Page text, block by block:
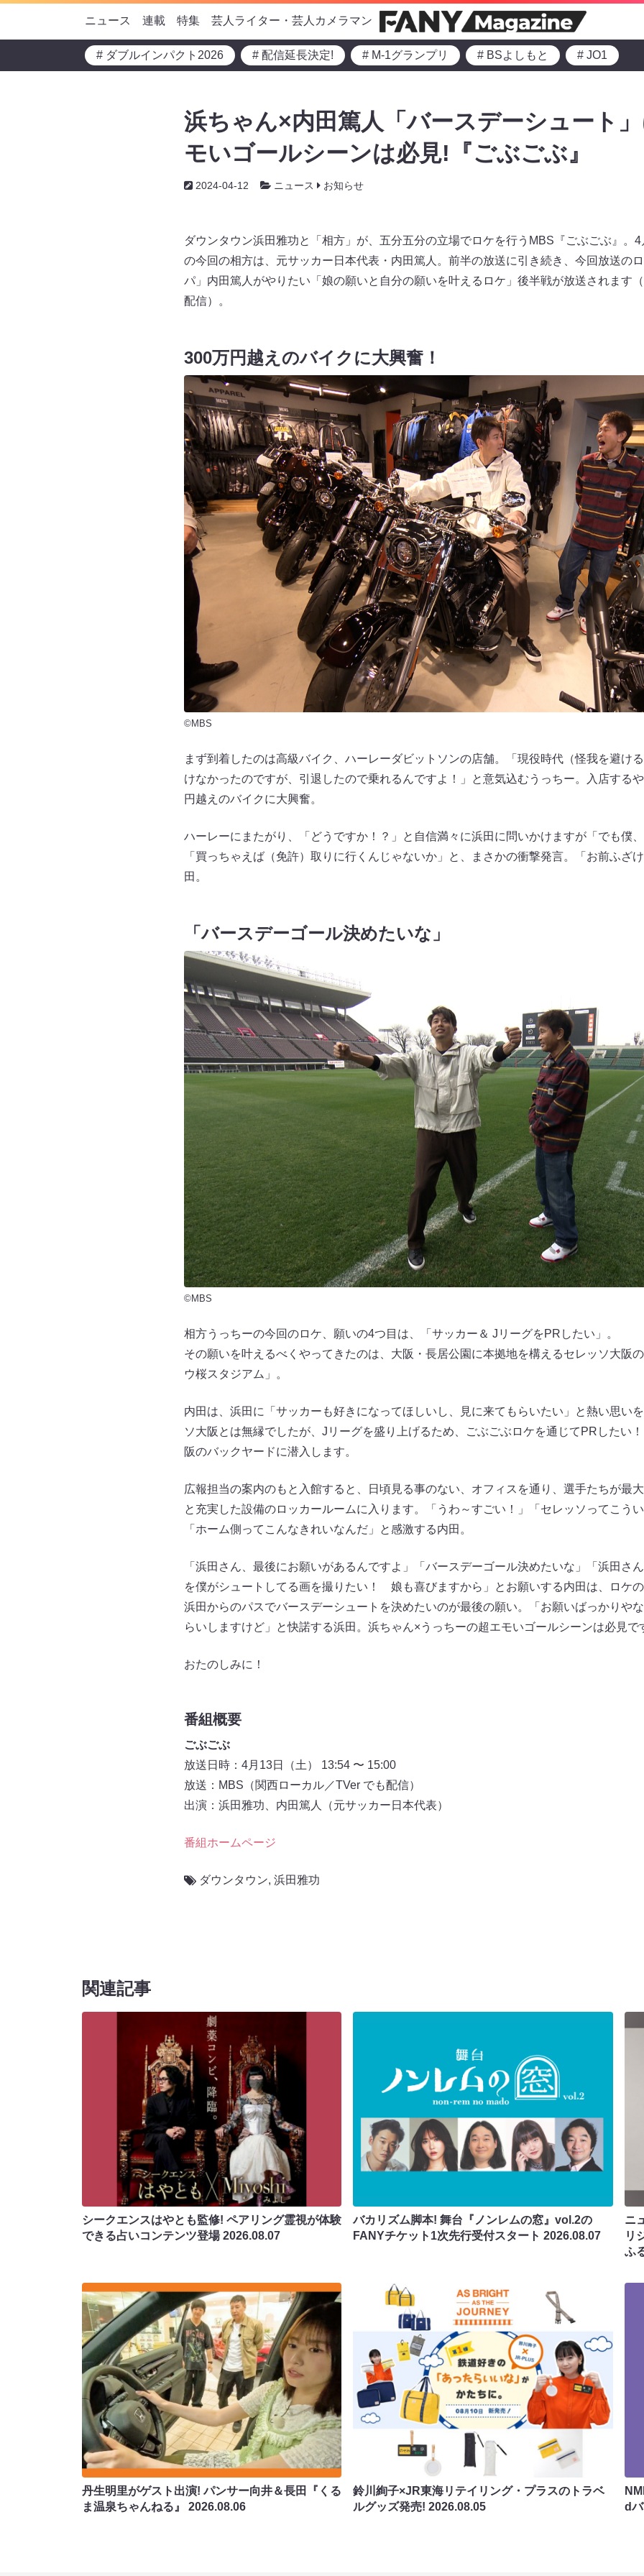
ニュース 連載 特集 芸人ライター・芸人カメラマン
# ダブルインパクト2026 # 配信延長決定! # M-1グランプリ # BSよしもと # JO1
浜ちゃん×内田篤人「バースデーシュート
モいゴールシーンは必見!『ごぶごぶ』
2024-04-12 ニュース お知らせ
ダウンタウン浜田雅功と「相方」が、五分五分の立場でロケを行うMBS『ごぶごぶ』。
の今回の相方は、元サッカー日本代表・内田篤人。前半の放送に引き続き、今回放送の
パ」内田篤人がやりたい「娘の願いと自分の願いを叶えるロケ」後半戦が放送されます
配信）。
300万円越えのバイクに大興奮！
©MBS
まず到着したのは高級バイク、ハーレーダビットソンの店舗。「現役時代（怪我を避け
けなかったのですが、引退したので乗れるんですよ！」と意気込むうっちー。入店する
円越えのバイクに大興奮。
ハーレーにまたがり、「どうですか！？」と自信満々に浜田に問いかけますが「でも僕
「買っちゃえば（免許）取りに行くんじゃないか」と、まさかの衝撃発言。「お前ふざ
田。
「バースデーゴール決めたいな」
©MBS
相方うっちーの今回のロケ、願いの4つ目は、「サッカー＆ JリーグをPRしたい」。
その願いを叶えるべくやってきたのは、大阪・長居公園に本拠地を構えるセレッソ大阪
ウ桜スタジアム」。
内田は、浜田に「サッカーも好きになってほしいし、見に来てもらいたい」と熱い思い
ソ大阪とは無縁でしたが、Jリーグを盛り上げるため、ごぶごぶロケを通じてPRしたい
阪のバックヤードに潜入します。
広報担当の案内のもと入館すると、日頃見る事のない、オフィスを通り、選手たちが最
と充実した設備のロッカールームに入ります。「うわ～すごい！」「セレッソってこう
「ホーム側ってこんなきれいなんだ」と感激する内田。
「浜田さん、最後にお願いがあるんですよ」「バースデーゴール決めたいな」「浜田さ
を僕がシュートしてる画を撮りたい！ 娘も喜びますから」とお願いする内田は、ロケ
浜田からのパスでバースデーシュートを決めたいのが最後の願い。「お願いばっかり
らいしますけど」と快諾する浜田。浜ちゃん×うっちーの超エモいゴールシーンは必見で
おたのしみに！
番組概要
ごぶごぶ
放送日時：4月13日（土） 13:54 〜 15:00
放送：MBS（関西ローカル／TVer でも配信）
出演：浜田雅功、内田篤人（元サッカー日本代表）
番組ホームページ
ダウンタウン, 浜田雅功
関連記事
シークエンスはやとも監修! ペアリング霊視が体験
できる占いコンテンツ登場2026.08.07
バカリズム脚本! 舞台『ノンレムの窓』vol.2の
FANYチケット1次先行受付スタート2026.08.07
ニ
リ
ふ
丹生明里がゲスト出演! パンサー向井＆長田『くる
ま温泉ちゃんねる』 2026.08.06
鈴川絢子×JR東海リテイリング・プラスのトラベ
ルグッズ発売!2026.08.05
d